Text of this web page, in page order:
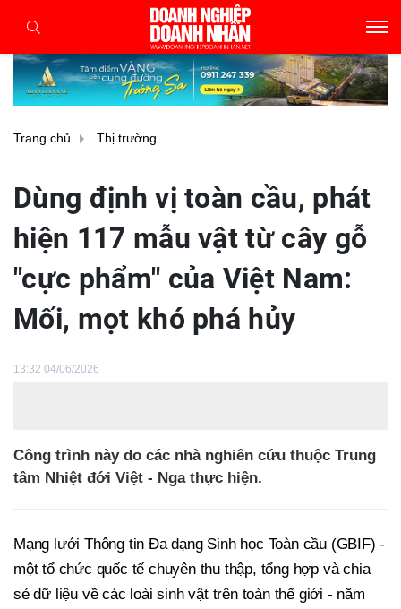
Trang chủ Thị trường
Dùng định vị toàn cầu, phát
hiện 117 mẫu vật từ cây gỗ
"cực phẩm" của Việt Nam:
Mối, mọt khó phá hủy
13:32 04/06/2026
Công trình này do các nhà nghiên cứu thuộc Trung
tâm Nhiệt đới Việt - Nga thực hiện.
Mạng lưới Thông tin Đa dạng Sinh học Toàn cầu (GBIF) -
một tổ chức quốc tế chuyên thu thập, tổng hợp và chia
sẻ dữ liệu về các loài sinh vật trên toàn thế giới - năm